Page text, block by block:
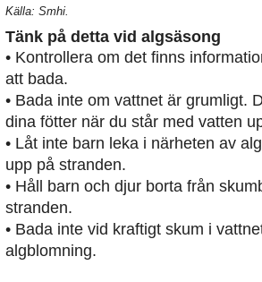
Källa: Smhi.
Tänk på detta vid algsäsong
• Kontrollera om det finns
att bada.
• Bada inte om vattnet är grumligt.
dina fötter när du står med vatten
• Låt inte barn leka i närheten av
upp på stranden.
• Håll barn och djur borta från
stranden.
• Bada inte vid kraftigt skum i
algblomning.